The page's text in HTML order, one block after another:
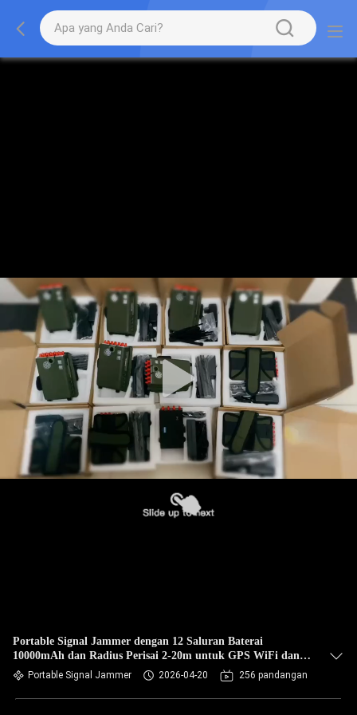
Portable Signal Jammer dengan 12 Saluran Baterai
10000mAh dan Radius Perisai 2-20m untuk GPS WiFi dan
4G
Portable Signal Jammer 2026-04-20 256 pandangan